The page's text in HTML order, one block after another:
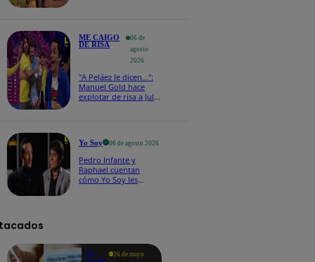
ME CAIGO
DE RISA
06 de
agosto
2026
"A Peláez le dicen...":
Manuel Gold hace
explotar de risa a Julio
Yo Soy 06 de agosto 2026
Pedro Infante y
Raphael cuentan
cómo Yo Soy les
Te
26 de mayo